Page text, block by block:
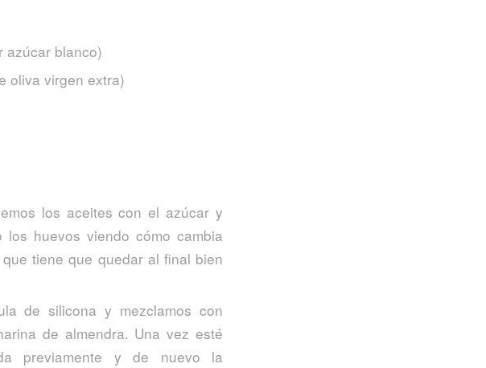
azúcar blanco)
oliva virgen extra)
los aceites con el azúcar y
huevos viendo cómo cambia
tiene que quedar al final bien
de silicona y mezclamos con
de almendra. Una vez esté
previamente y de nuevo la